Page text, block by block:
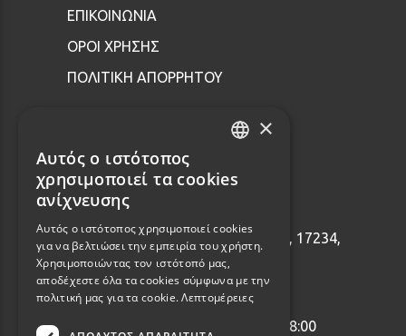
ΕΠΙΚΟΙΝΩΝΙΑ
ΟΡΟΙ ΧΡΗΣΗΣ
ΠΟΛΙΤΙΚΗ ΑΠΟΡΡΗΤΟΥ
Επικοινωνία
2114001465
Εθνάρχου Μακαρίου 92, Δάφνη, 17234,
Ελλάδα
info@webalists.gr
Δευτέρα - Παρασκευή 10:00 - 18:00
×
Αυτός ο ιστότοπος
χρησιμοποιεί τα cookies
ανίχνευσης
Αυτός ο ιστότοπος χρησιμοποιεί cookies
για να βελτιώσει την εμπειρία του χρήστη.
Χρησιμοποιώντας τον ιστότοπό μας,
αποδέχεστε όλα τα cookies σύμφωνα με την
πολιτική μας για τα cookie. Λεπτομέρειες